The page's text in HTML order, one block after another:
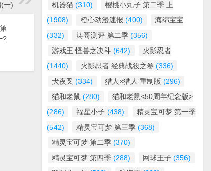
一)
机器猫 (310)
樱桃小丸子 第二季 上
(1908)
橙心动漫速报 (400)
海绵宝宝
(332)
涛哥测评 第二季 (356)
游戏王 怪兽之决斗 (642)
火影忍者
(1440)
火影忍者 经典战役之卷 (336)
犬夜叉 (334) 猎人×猎人 重制版 (296)
猫和老鼠 (280)
猫和老鼠<50周年纪念版>
(286)
福星小子 (438)
精灵宝可梦 第一季
(542)
精灵宝可梦 第三季 (368)
精灵宝可梦 第二季 (370)
精灵宝可梦 第四季 (288) 网球王子 (356)